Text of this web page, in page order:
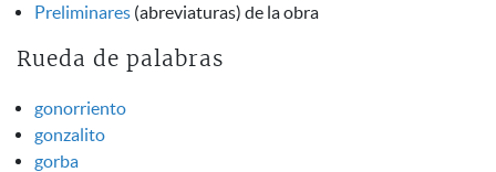
Preliminares (abreviaturas) de la obra
Rueda de palabras
gonorriento
gonzalito
gorba